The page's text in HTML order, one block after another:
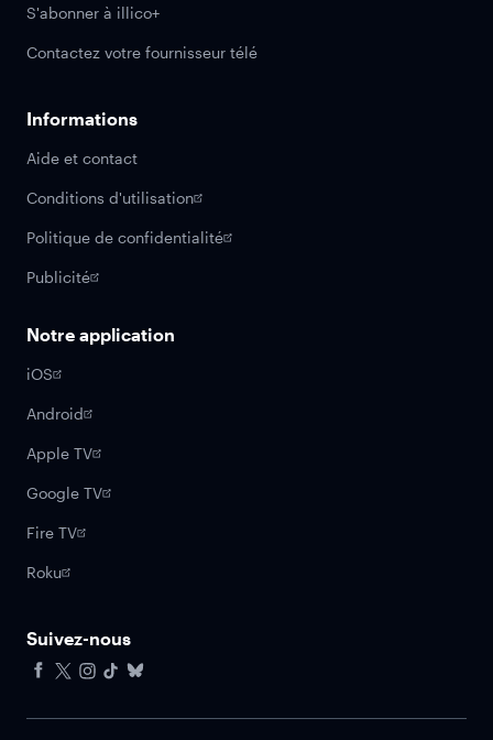
S'abonner à illico+
Contactez votre fournisseur télé
Informations
Aide et contact
Conditions d'utilisation
Politique de confidentialité
Publicité
Notre application
iOS
Android
Apple TV
Google TV
Fire TV
Roku
Suivez-nous